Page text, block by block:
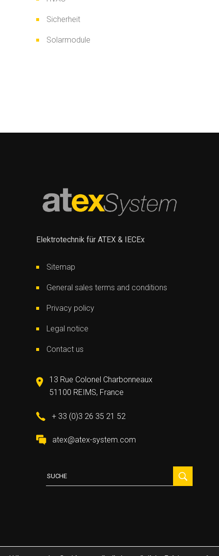
Sicherheit
Solarmodule
Elektrotechnik für ATEX & IECEx
Sitemap
General sales terms and conditions
Privacy policy
Legal notice
Contact us
13 Rue Colonel Charbonneaux
51100 REIMS, France
+ 33 (0)3 26 35 21 52
atex@atex-system.com